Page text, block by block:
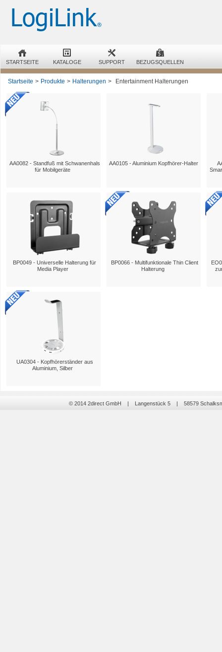
STARTSEITE KATALOGE SUPPORT BEZUGSQUELLEN
Startseite > Produkte > Halterungen > Entertainment Halterungen
AA0082 - Standfuß mit Schwanenhals
für Mobilgeräte
AA0105 - Aluminium Kopfhörer-Halter
BP0049 - Universelle Halterung für
Media Player
BP0066 - Multifunktionale Thin Client
Halterung
UA0304 - Kopfhörerständer aus
Aluminium, Silber
© 2014 2direct GmbH | Langenstück 5 | 58579